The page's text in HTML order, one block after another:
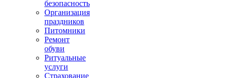
безопасность
Организация
праздников
Питомники
Ремонт
обуви
Ритуальные
услуги
Страхование